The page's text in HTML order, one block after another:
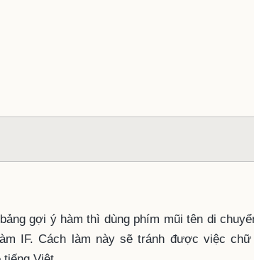
gợi ý hàm thì dùng phím mũi tên di
IF. Cách làm này sẽ tránh được việc